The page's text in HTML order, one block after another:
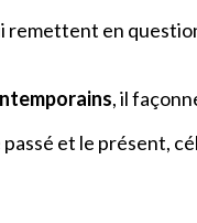
en
, il
et le présent,